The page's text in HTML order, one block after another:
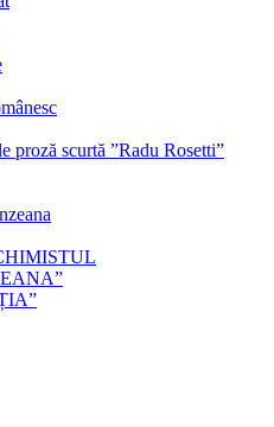
proză scurtă ”Radu Rosetti”